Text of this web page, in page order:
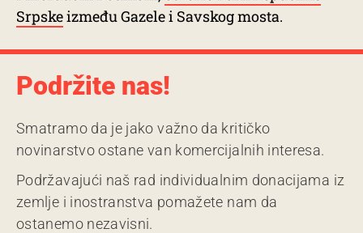
Srpskeizmeđu Gazele i Savskog mosta.
Podržite nas!
Smatramo da je jako važno da kritičko
novinarstvo ostane van komercijalnih interesa.
Podržavajući naš rad individualnim donacijama iz
zemlje i inostranstva pomažete nam da
ostanemo nezavisni.